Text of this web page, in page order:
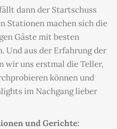
dann der Startschuss
Stationen machen sich die
Gäste mit besten
Und aus der Erfahrung der
wir uns erstmal die Teller,
können und
im Nachgang lieber
und Gerichte: